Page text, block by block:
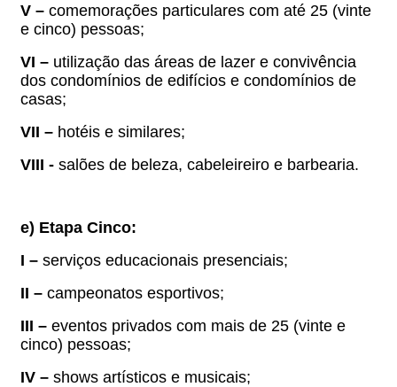
V – comemorações particulares com até 25 (vinte
e cinco) pessoas;
VI – utilização das áreas de lazer e convivência
dos condomínios de edifícios e condomínios de
casas;
VII – hotéis e similares;
VIII - salões de beleza, cabeleireiro e barbearia.
e) Etapa Cinco:
I – serviços educacionais presenciais;
II – campeonatos esportivos;
III – eventos privados com mais de 25 (vinte e
cinco) pessoas;
IV – shows artísticos e musicais;